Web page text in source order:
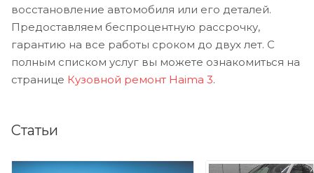
восстановление автомобиля или его деталей.
Предоставляем беспроцентную рассрочку,
гарантию на все работы сроком до двух лет. С
полным списком услуг вы можете ознакомиться на
странице Кузовной ремонт Haima 3.
Статьи